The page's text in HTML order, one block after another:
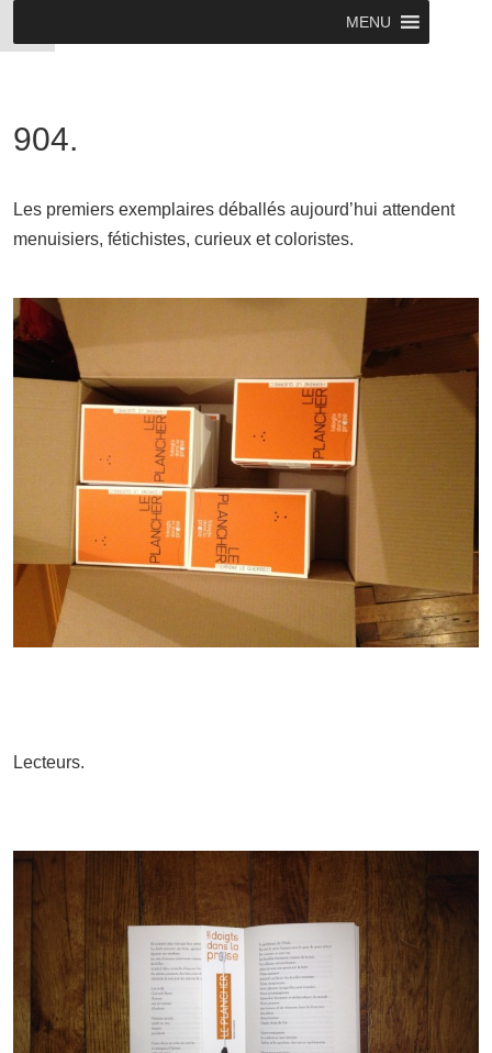
MENU
904.
Les premiers exemplaires déballés aujourd’hui attendent
menuisiers, fétichistes, curieux et coloristes.
Lecteurs.